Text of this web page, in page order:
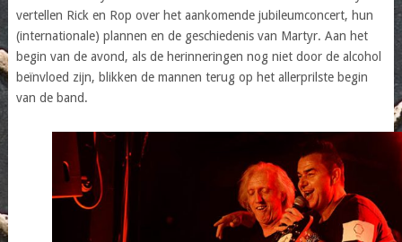
vertellen Rick en Rop over het aankomende jubileumconcert, hun
(internationale) plannen en de geschiedenis van Martyr. Aan het
begin van de avond, als de herinneringen nog niet door de alcohol
beïnvloed zijn, blikken de mannen terug op het allerprilste begin
van de band.